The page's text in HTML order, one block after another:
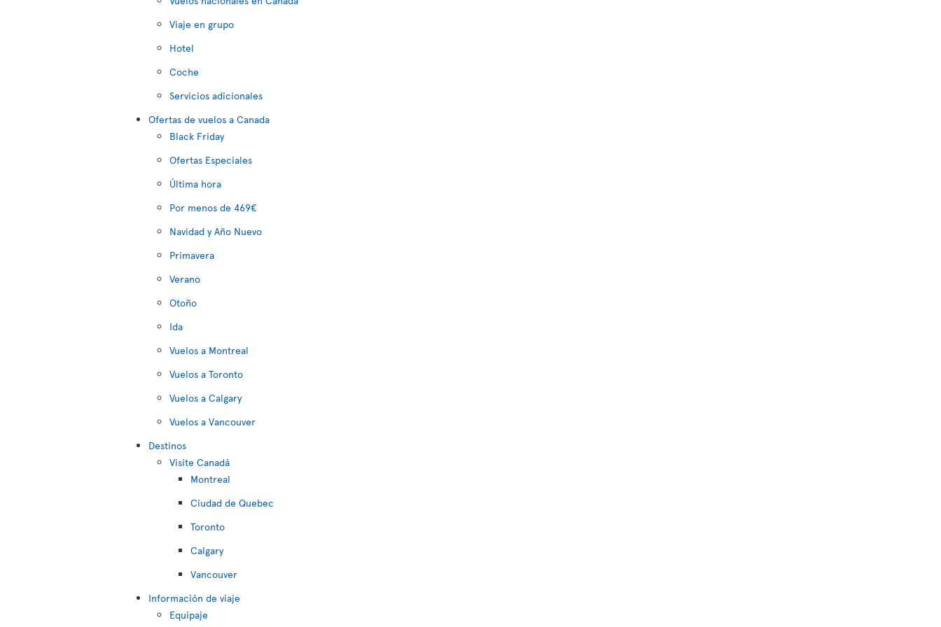
Viaje en grupo
Hotel
Coche
Servicios adicionales
Ofertas de vuelos a Canada
Black Friday
Ofertas Especiales
Última hora
Por menos de 469€
Navidad y Año Nuevo
Primavera
Verano
Otoño
Ida
Vuelos a Montreal
Vuelos a Toronto
Vuelos a Calgary
Vuelos a Vancouver
Destinos
Visite Canadá
Montreal
Ciudad de Quebec
Toronto
Calgary
Vancouver
Información de viaje
Equipaje